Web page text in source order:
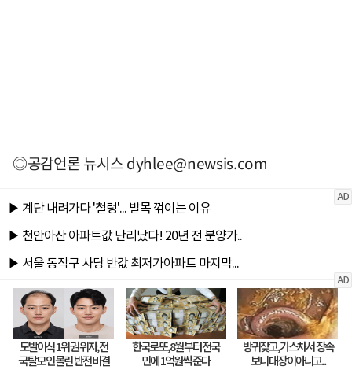
◎공감언론 뉴시스dyhlee@newsis.com